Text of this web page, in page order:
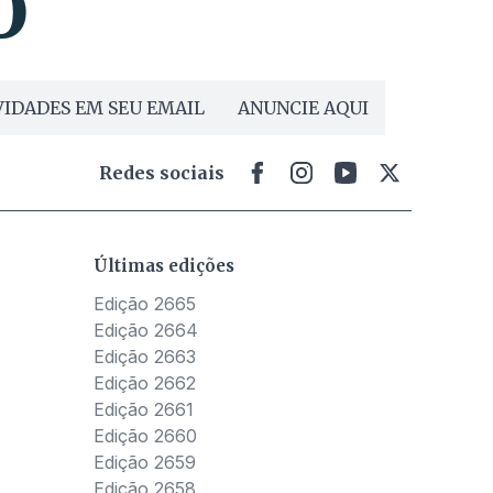
EM SEU EMAIL ANUNCIE AQUI
Redes sociais
Últimas edições
Edição 2665
Edição 2664
Edição 2663
Edição 2662
Edição 2661
Edição 2660
Edição 2659
Edição 2658